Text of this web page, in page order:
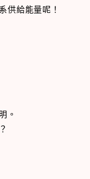
供給能量呢！
。